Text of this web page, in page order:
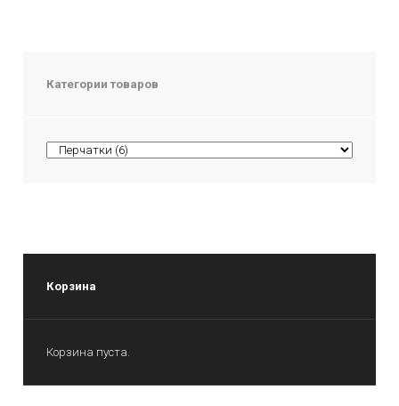
Категории товаров
Корзина
Корзина пуста.